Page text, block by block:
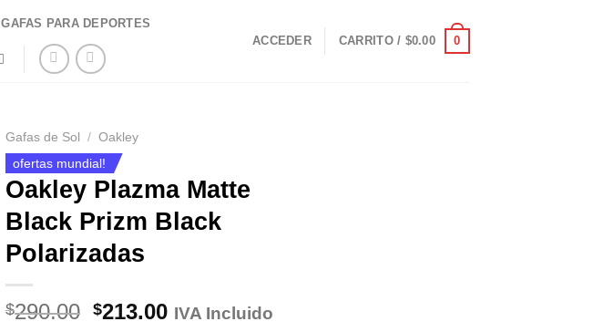
GAFAS PARA DEPORTES
ACCEDER CARRITO / $0.00 0
Gafas de Sol / Oakley
ofertas mundial!
Oakley Plazma Matte
Black Prizm Black
Polarizadas
$290.00 El
$213.00El
IVA Incluido